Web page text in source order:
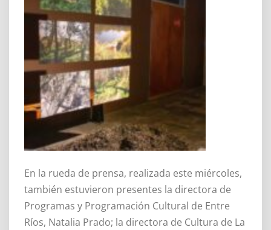
En la rueda de prensa, realizada este miércoles,
también estuvieron presentes la directora de
Programas y Programación Cultural de Entre
Ríos, Natalia Prado; la directora de Cultura de La